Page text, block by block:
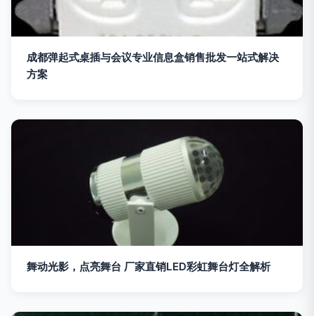
成都弹起式桌插与会议专业信息盒销售批发一站式解决
方案
舞动光影，点亮舞台 厂家直销LED彩虹舞台灯全解析